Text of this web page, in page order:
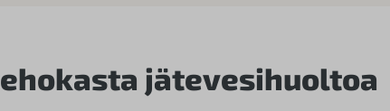
jätevesihuoltoa